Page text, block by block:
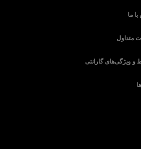
ما
متداول
و ویژگی‌های گارانتی